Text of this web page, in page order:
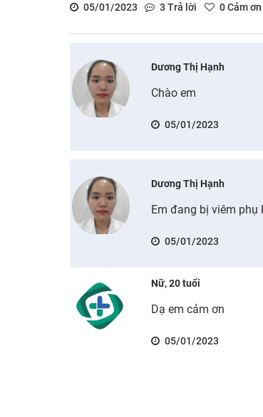
05/01/2023 3 Trả lời 0Cảm ơn
Dương Thị Hạnh
Chào em
05/01/2023
Dương Thị Hạnh
Em đang bị viêm
05/01/2023
Nữ, 20 tuổi
Dạ em cảm ơn
05/01/2023